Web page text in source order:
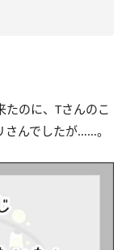
のに、Tさんのこ
さんでしたが……。